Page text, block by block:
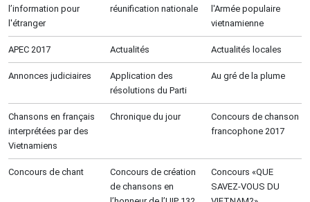
l’information pour
l'étranger
réunification nationale
l'Armée populaire
vietnamienne
APEC 2017 Actualités Actualités locales
Annonces judiciaires
Application des
résolutions du Parti
Au gré de la plume
Chansons en français
interprétées par des
Vietnamiens
Chronique du jour
Concours de chanson
francophone 2017
Concours de chant
Concours de création
de chansons en
Concours «QUE
SAVEZ-VOUS DU